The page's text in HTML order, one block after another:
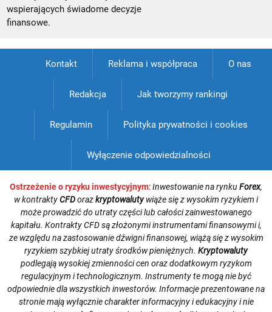
wspierających świadome decyzje
finansowe.
Kontakt Reklama i współpraca O nas
Redakcja Jak tworzymy rankingi
Regulamin Polityka prywatności i cookies
Wyłączenie odpowiedzialności
Ostrzeżenie o ryzyku inwestycyjnym:Inwestowanie na rynkuForex,
w kontraktyCFDorazkryptowalutywiąże się z wysokim ryzykiem i
może prowadzić do utraty części lub całości zainwestowanego
kapitału. Kontrakty CFD są złożonymi instrumentami finansowymi i,
ze względu na zastosowanie dźwigni finansowej, wiążą się z wysokim
ryzykiem szybkiej utraty środków pieniężnych. Kryptowaluty
podlegają wysokiej zmienności cen oraz dodatkowym ryzykom
regulacyjnym i technologicznym. Instrumenty te mogą nie być
odpowiednie dla wszystkich inwestorów. Informacje prezentowane na
stronie mają wyłącznie charakter informacyjny i edukacyjny i nie